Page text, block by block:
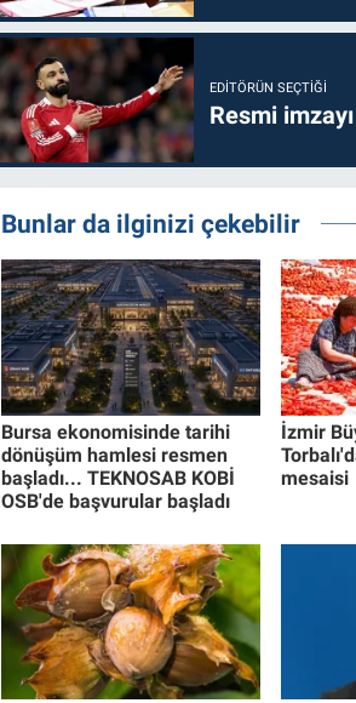
EDITÖRÜN SEÇTIĞI
Resmi
Bunlar da ilginizi çekebilir
Bursa ekonomisinde tarihi
dönüşüm hamlesi resmen
başladı... TEKNOSAB KOBİ
OSB'de başvurular başladı
İzmir
mesaisi